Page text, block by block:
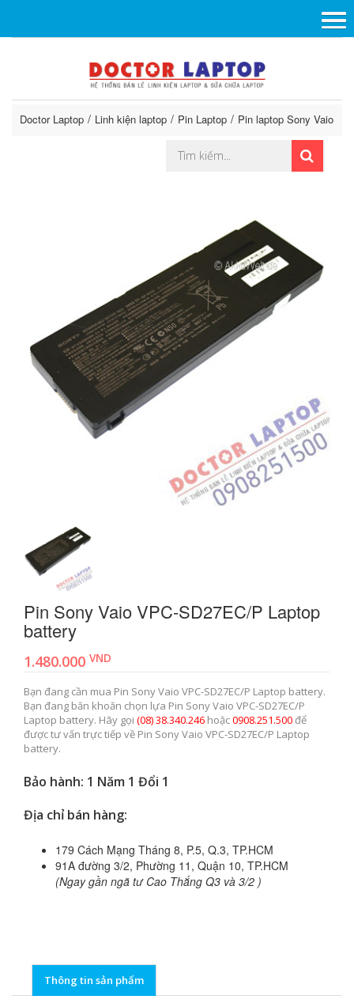
Doctor Laptop Linh kiện laptop Pin Laptop Pin laptop Sony Vaio
Pin Sony Vaio VPC-SD27EC/P Laptop
battery
1.480.000 VND
Bạn đang cần mua Pin Sony Vaio VPC-SD27EC/P Laptop battery.
Bạn đang băn khoăn chọn lựa Pin Sony Vaio VPC-SD27EC/P
Laptop battery. Hãy gọi (08) 38.340.246 hoặc0908.251.500để
được tư vấn trực tiếp về Pin Sony Vaio VPC-SD27EC/P Laptop
battery.
Bảo hành: 1 Năm 1 Đổi 1
Địa chỉ bán hàng:
179 Cách Mạng Tháng 8, P.5, Q.3, TP.HCM
91A đường 3/2, Phường 11, Quận 10, TP.HCM
(Ngay gần ngã tư Cao Thắng Q3 và 3/2 )
Thông tin sản phẩm